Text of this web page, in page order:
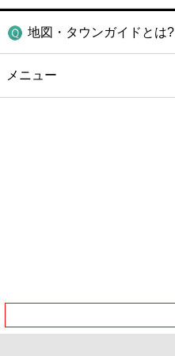
地図・タウンガイドとは?
メニュー